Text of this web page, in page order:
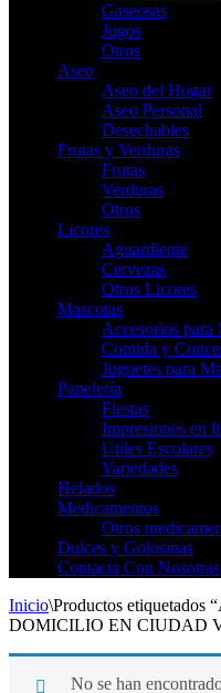
Gaseosas
Jugos
Otros
Aseo
Aseo del Hogar
Aseo Personal
Desechables
Frutas y Verduras
Frutas
Verduras
Otros
Licores
Aguardiente
Cervezas
Otros Licores
Mascotas
Accesorios para
Comida y
Juguetes para
Papelería
Fiestas
Impresiones en
Utiles Escolares
Variedades
Helados
Medicamentos
Otros
Dulces y Golosinas
Contacta Con Nosotras
Inicio\Productos
DOMICILIO EN CIUDAD
No se han